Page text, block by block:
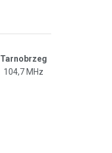
Tarnobrzeg
104,7 MHz